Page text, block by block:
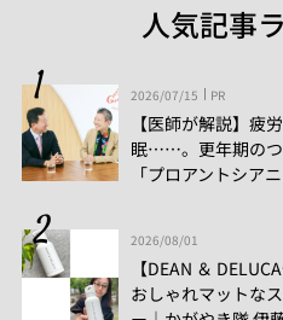
人気記事
2026/07/15 PR
【医師が解説】疲
眠……。更年期のつ
「プロアントシア
2026/08/01
【DEAN ＆
おしゃれマットな